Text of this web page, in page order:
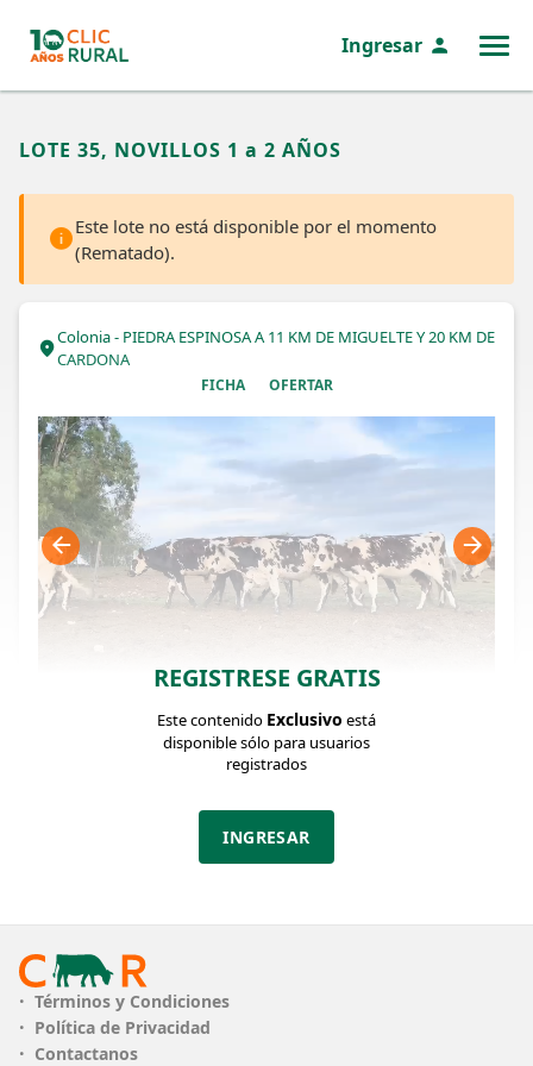
Ingresar
LOTE 35, NOVILLOS 1 a 2 AÑOS
Este lote no está disponible por el momento
(Rematado).
FICHA OFERTAR
Colonia - PIEDRA ESPINOSA A 11 KM DE MIGUELTE Y 20 KM DE
CARDONA
FICHA DEL LOTE Identificador: #207094
Categoría:
Novillos 1 a 2
B
AÑO Y MEDIO-
300Kg.
Descripción:
Destacado lote de novillos de muy buena clase,
largos profundos de buena costilla, de destacadas
REGISTRESE GRATIS
Este contenido Exclusivo está
disponible sólo para usuarios
registrados
INGRESAR
Términos y Condiciones
Política de Privacidad
Contactanos